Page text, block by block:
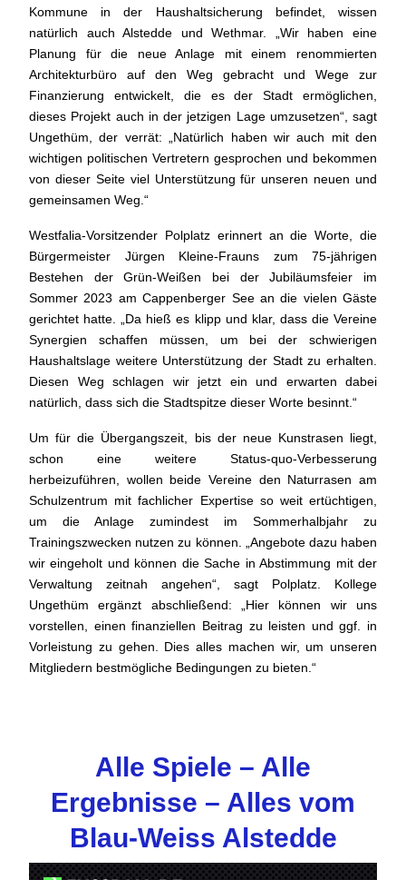
Kommune in der Haushaltsicherung befindet, wissen
natürlich auch Alstedde und Wethmar. „Wir haben eine
Planung für die neue Anlage mit einem renommierten
Architekturbüro auf den Weg gebracht und Wege zur
Finanzierung entwickelt, die es der Stadt ermöglichen,
dieses Projekt auch in der jetzigen Lage umzusetzen“, sagt
Ungethüm, der verrät: „Natürlich haben wir auch mit den
wichtigen politischen Vertretern gesprochen und bekommen
von dieser Seite viel Unterstützung für unseren neuen und
gemeinsamen Weg.“
Westfalia-Vorsitzender Polplatz erinnert an die Worte, die
Bürgermeister Jürgen Kleine-Frauns zum 75-jährigen
Bestehen der Grün-Weißen bei der Jubiläumsfeier im
Sommer 2023 am Cappenberger See an die vielen Gäste
gerichtet hatte. „Da hieß es klipp und klar, dass die Vereine
Synergien schaffen müssen, um bei der schwierigen
Haushaltslage weitere Unterstützung der Stadt zu erhalten.
Diesen Weg schlagen wir jetzt ein und erwarten dabei
natürlich, dass sich die Stadtspitze dieser Worte besinnt.“
Um für die Übergangszeit, bis der neue Kunstrasen liegt,
schon eine weitere Status-quo-Verbesserung
herbeizuführen, wollen beide Vereine den Naturrasen am
Schulzentrum mit fachlicher Expertise so weit ertüchtigen,
um die Anlage zumindest im Sommerhalbjahr zu
Trainingszwecken nutzen zu können. „Angebote dazu haben
wir eingeholt und können die Sache in Abstimmung mit der
Verwaltung zeitnah angehen“, sagt Polplatz. Kollege
Ungethüm ergänzt abschließend: „Hier können wir uns
vorstellen, einen finanziellen Beitrag zu leisten und ggf. in
Vorleistung zu gehen. Dies alles machen wir, um unseren
Mitgliedern bestmögliche Bedingungen zu bieten.“
Alle Spiele – Alle
Ergebnisse – Alles vom
Blau-Weiss Alstedde